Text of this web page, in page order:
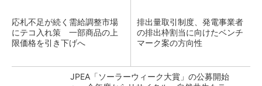
応札不足が続く需給調整市場
にテコ入れ策 一部商品の上
限価格を引き下げへ
排出量取引制度、発電事業者
の排出枠割当に向けたベンチ
マーク案の方向性
JPEA「ソーラーウィーク大賞」の公募開始